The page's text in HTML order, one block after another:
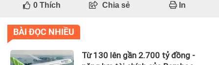
0Thích Chia sẻ In
BÀI ĐỌC NHIỀU
Từ 130 lên gần 2.700 tỷ đồng -